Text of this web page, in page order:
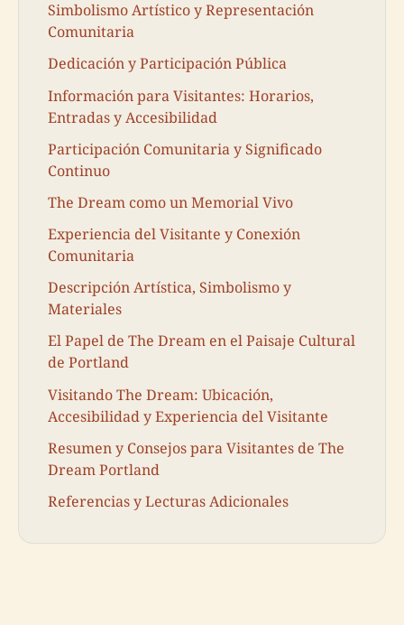
Simbolismo Artístico y Representación
Comunitaria
Dedicación y Participación Pública
Información para Visitantes: Horarios,
Entradas y Accesibilidad
Participación Comunitaria y Significado
Continuo
The Dream como un Memorial Vivo
Experiencia del Visitante y Conexión
Comunitaria
Descripción Artística, Simbolismo y
Materiales
El Papel de The Dream en el Paisaje Cultural
de Portland
Visitando The Dream: Ubicación,
Accesibilidad y Experiencia del Visitante
Resumen y Consejos para Visitantes de The
Dream Portland
Referencias y Lecturas Adicionales